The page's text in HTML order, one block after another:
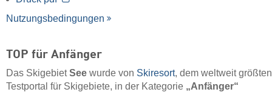
Nutzungsbedingungen
TOP für Anfänger
Das SkigebietSee wurde von Skiresort, dem weltweit größten
Testportal für Skigebiete, in der Kategorie „Anfänger“